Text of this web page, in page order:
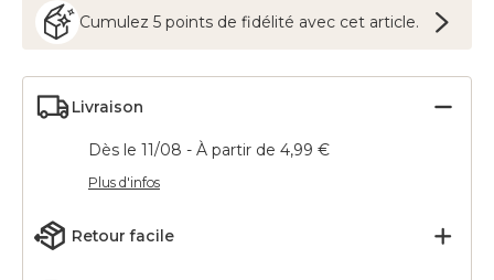
Cumulez 5 points de fidélité avec cet article.
Livraison
Dès le 11/08 - À partir de 4,99 €
Plus d'infos
Retour facile